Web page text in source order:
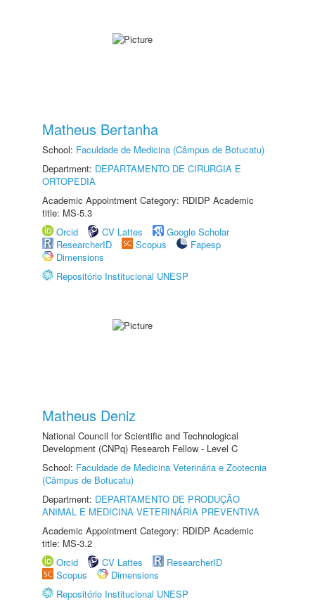
Matheus Bertanha
School: Faculdade de Medicina (Câmpus de Botucatu)
Department: DEPARTAMENTO DE CIRURGIA E
ORTOPEDIA
Academic Appointment Category: RDIDP Academic
title: MS-5.3
Orcid
CV Lattes
Google Scholar
ResearcherID
Scopus
Fapesp
Dimensions
Repositório Institucional UNESP
Matheus Deniz
National Council for Scientific and Technological
Development (CNPq) Research Fellow - Level C
School: Faculdade de Medicina Veterinária e Zootecnia
(Câmpus de Botucatu)
Department: DEPARTAMENTO DE PRODUÇÃO
ANIMAL E MEDICINA VETERINÁRIA PREVENTIVA
Academic Appointment Category: RDIDP Academic
title: MS-3.2
Orcid
CV Lattes
ResearcherID
Scopus
Dimensions
Repositório Institucional UNESP